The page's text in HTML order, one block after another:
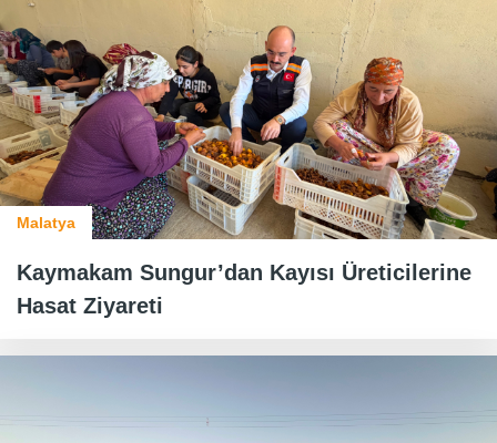
Malatya
Kaymakam Sungur’dan Kayısı Üreticilerine
Hasat Ziyareti